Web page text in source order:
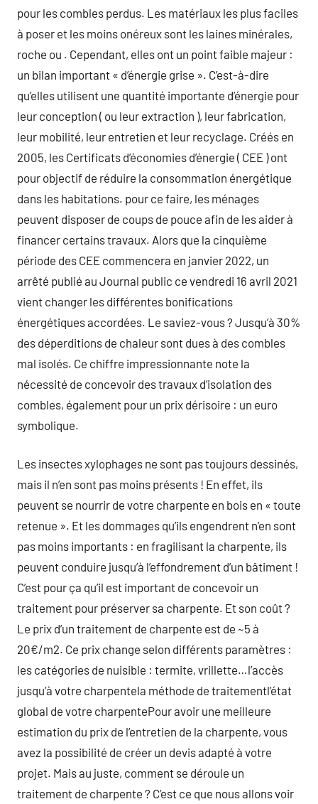
pour les combles perdus. Les matériaux les plus faciles
à poser et les moins onéreux sont les laines minérales,
roche ou . Cependant, elles ont un point faible majeur :
un bilan important « d’énergie grise ». C’est-à-dire
qu’elles utilisent une quantité importante d’énergie pour
leur conception ( ou leur extraction ), leur fabrication,
leur mobilité, leur entretien et leur recyclage. Créés en
2005, les Certificats d’économies d’énergie ( CEE ) ont
pour objectif de réduire la consommation énergétique
dans les habitations. pour ce faire, les ménages
peuvent disposer de coups de pouce afin de les aider à
financer certains travaux. Alors que la cinquième
période des CEE commencera en janvier 2022, un
arrêté publié au Journal public ce vendredi 16 avril 2021
vient changer les différentes bonifications
énergétiques accordées. Le saviez-vous ? Jusqu’à 30%
des déperditions de chaleur sont dues à des combles
mal isolés. Ce chiffre impressionnante note la
nécessité de concevoir des travaux d’isolation des
combles, également pour un prix dérisoire : un euro
symbolique.
Les insectes xylophages ne sont pas toujours dessinés,
mais il n’en sont pas moins présents ! En effet, ils
peuvent se nourrir de votre charpente en bois en « toute
retenue ». Et les dommages qu’ils engendrent n’en sont
pas moins importants : en fragilisant la charpente, ils
peuvent conduire jusqu’à l’effondrement d’un bâtiment !
C’est pour ça qu’il est important de concevoir un
traitement pour préserver sa charpente. Et son coût ?
Le prix d’un traitement de charpente est de ~5 à
20€/m2. Ce prix change selon différents paramètres :
les catégories de nuisible : termite, vrillette…l’accès
jusqu’à votre charpentela méthode de traitementl’état
global de votre charpentePour avoir une meilleure
estimation du prix de l’entretien de la charpente, vous
avez la possibilité de créer un devis adapté à votre
projet. Mais au juste, comment se déroule un
traitement de charpente ? C’est ce que nous allons voir